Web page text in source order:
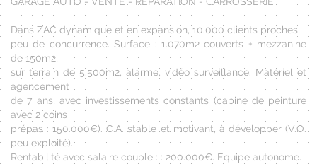
Dans ZAC dynamique et en expansion, 10.000 clients proches,
peu de concurrence. Surface : 1.070m2 couverts + mezzanine
de 150m2,
sur terrain de 5.500m2, alarme, vidéo surveillance. Matériel et
agencement
de 7 ans, avec investissements constants (cabine de peinture
avec 2 coins
prépas : 150.000€). C.A. stable et motivant, à développer (V.O.
peu exploité).
Rentabilité avec salaire couple : : 200.000€. Equipe autonome.